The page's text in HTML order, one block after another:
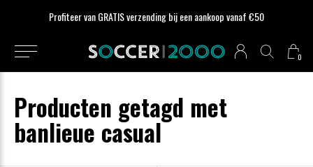
0
Profiteer van GRATIS verzending bij een aankoop vanaf €50
Producten getagd met
banlieue casual